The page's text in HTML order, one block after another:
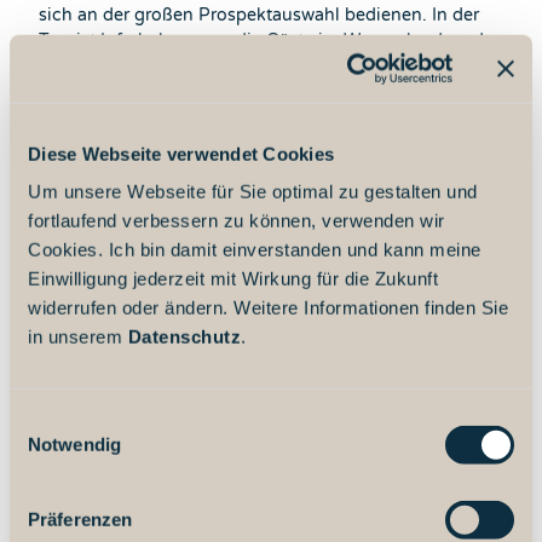
Diese Webseite verwendet Cookies
Um unsere Webseite für Sie optimal zu gestalten und
fortlaufend verbessern zu können, verwenden wir
Cookies. Ich bin damit einverstanden und kann meine
Einwilligung jederzeit mit Wirkung für die Zukunft
widerrufen oder ändern. Weitere Informationen finden Sie
in unserem Datenschutz.
Notwendig
Präferenzen
sich an der großen Prospektauswahl bedienen. In der
Tourist Info bekommen die Gäste im Wangerland an der
Nordsee neben der Nordsee-ServiceCard unter anderem
auch Informationen zu freien Unterkünften. Des
den Nordsee-Flitzer, auszuleihen.
Die Wangerland Touristik wünscht erholsamen Urlaub
im Wangerland an der Nordsee.